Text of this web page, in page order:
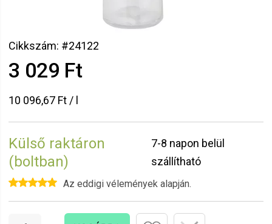
Cikkszám: #24122
3 029 Ft
10 096,67 Ft / l
Külső raktáron
(boltban)
7-8 napon belül
szállítható
Az eddigi vélemények alapján.